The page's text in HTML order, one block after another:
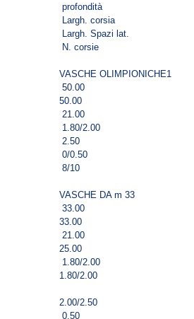
profondità
Largh. corsia
Largh. Spazi lat.
N. corsie
VASCHE OLIMPIONICHE1
50.00
50.00
21.00
1.80/2.00
2.50
0/0.50
8/10
VASCHE DA m 33
33.00
33.00
21.00
25.00
1.80/2.00
1.80/2.00
2.00/2.50
0.50